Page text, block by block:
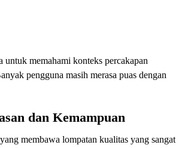
memahami konteks percakapan
pengguna masih merasa puas dengan
dan Kemampuan
membawa lompatan kualitas yang sangat